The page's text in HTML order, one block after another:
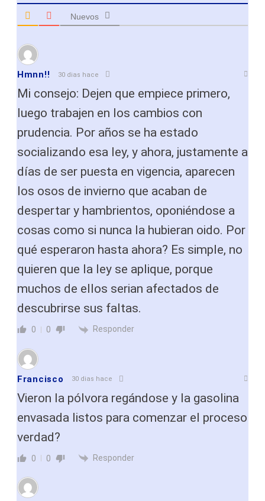
Nuevos
Hmnn!! 30 dias hace
Mi consejo: Dejen que empiece primero,
luego trabajen en los cambios con
prudencia. Por años se ha estado
socializando esa ley, y ahora, justamente a
días de ser puesta en vigencia, aparecen
los osos de invierno que acaban de
despertar y hambrientos, oponiéndose a
cosas como si nunca la hubieran oido. Por
qué esperaron hasta ahora? Es simple, no
quieren que la ley se aplique, porque
muchos de ellos serian afectados de
descubrirse sus faltas.
0 0 Responder
Francisco 30 dias hace
Vieron la pólvora regándose y la gasolina
envasada listos para comenzar el proceso
verdad?
0 0 Responder